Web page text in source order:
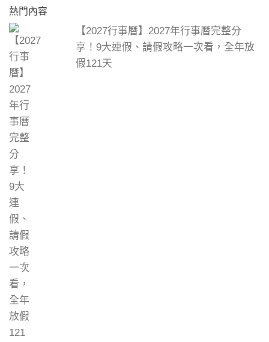
熱門內容
【2027行事曆】2027年行事曆完整分
享！9大連假、請假攻略一次看，全年放
假121天